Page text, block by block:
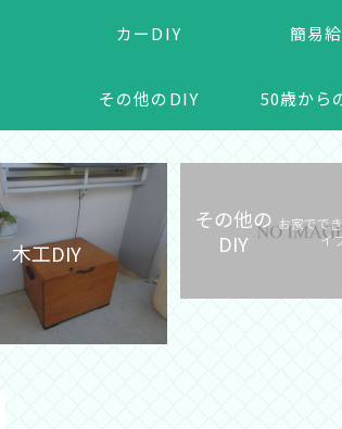
カーDIY 簡易
その他のDIY 50歳から
木工DIY
その他の
DIY
お家でで
イ